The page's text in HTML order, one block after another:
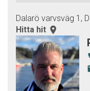
Dalarö varvsväg 1,
Hitta hit room